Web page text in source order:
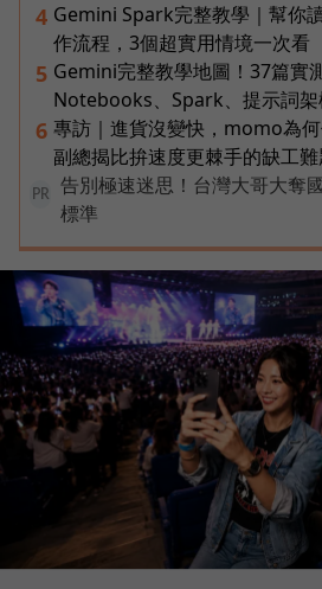
4 Gemini Spark完整教學｜幫你
作流程，3個超實用情境一次看
5 Gemini完整教學地圖！37篇實
Notebooks、Spark、提示詞
6 專訪｜進貨沒變快，momo為
副總揭比拚速度更棘手的缺工難
PR
告別極速迷思！台灣大哥大奪
標準